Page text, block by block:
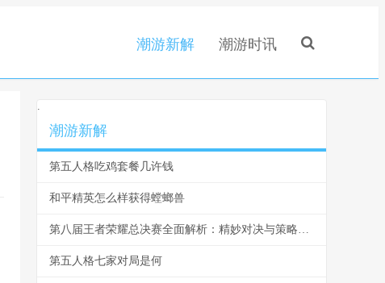
潮游新解 潮游时讯
.
潮游新解
第五人格吃鸡套餐几许钱
和平精英怎么样获得螳螂兽
第八届王者荣耀总决赛全面解析：精妙对决与策略运用
第五人格七家对局是何